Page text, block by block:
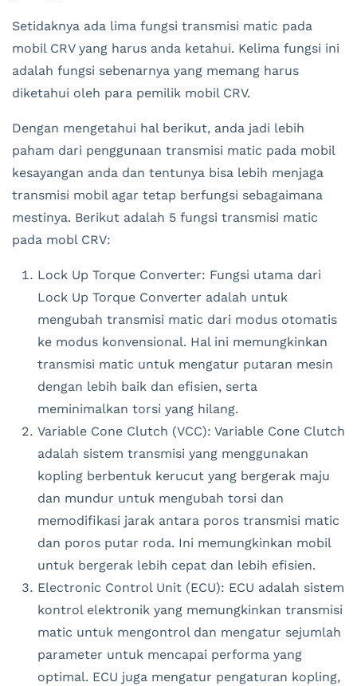
Setidaknya ada lima fungsi transmisi matic pada
mobil CRV yang harus anda ketahui. Kelima fungsi ini
adalah fungsi sebenarnya yang memang harus
diketahui oleh para pemilik mobil CRV.
Dengan mengetahui hal berikut, anda jadi lebih
paham dari penggunaan transmisi matic pada mobil
kesayangan anda dan tentunya bisa lebih menjaga
transmisi mobil agar tetap berfungsi sebagaimana
mestinya. Berikut adalah 5 fungsi transmisi matic
pada mobl CRV:
Lock Up Torque Converter: Fungsi utama dari
Lock Up Torque Converter adalah untuk
mengubah transmisi matic dari modus otomatis
ke modus konvensional. Hal ini memungkinkan
transmisi matic untuk mengatur putaran mesin
dengan lebih baik dan efisien, serta
meminimalkan torsi yang hilang.
Variable Cone Clutch (VCC): Variable Cone Clutch
adalah sistem transmisi yang menggunakan
kopling berbentuk kerucut yang bergerak maju
dan mundur untuk mengubah torsi dan
memodifikasi jarak antara poros transmisi matic
dan poros putar roda. Ini memungkinkan mobil
untuk bergerak lebih cepat dan lebih efisien.
Electronic Control Unit (ECU): ECU adalah sistem
kontrol elektronik yang memungkinkan transmisi
matic untuk mengontrol dan mengatur sejumlah
parameter untuk mencapai performa yang
optimal. ECU juga mengatur pengaturan kopling,